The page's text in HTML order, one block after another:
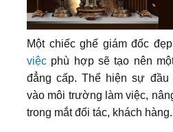
Một chiếc ghế giám đốc
việc phù hợp sẽ tạo nên
đẳng cấp. Thể hiện sự
vào môi trường làm việc,
trong mắt đối tác, khách hàng.